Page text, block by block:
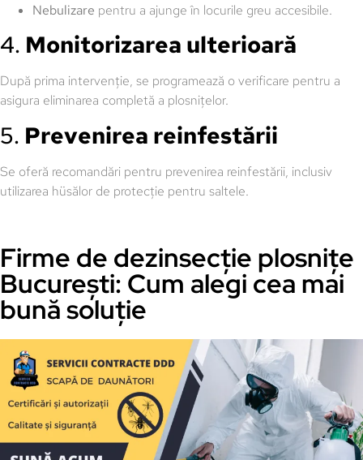
Nebulizare pentru a ajunge în locurile greu accesibile.
4. Monitorizarea ulterioară
După prima intervenție, se programează o verificare pentru a
asigura eliminarea completă a plosnițelor.
5. Prevenirea reinfestării
Se oferă recomandări pentru prevenirea reinfestării, inclusiv
utilizarea hüsălor de protecție pentru saltele.
Firme de dezinsecție plosnițe
București: Cum alegi cea mai
bună soluție